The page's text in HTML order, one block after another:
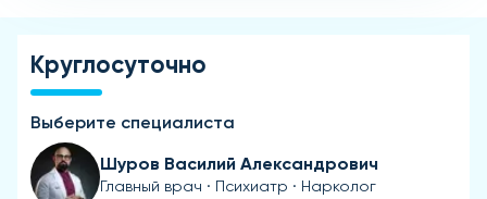
Круглосуточно
Выберите специалиста
Шуров Василий Александрович
Главный врач · Психиатр · Нарколог